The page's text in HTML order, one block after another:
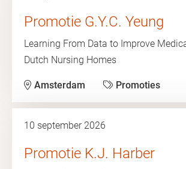
Promotie G.Y.C. Yeung
Learning From Data to Improve
Dutch Nursing Homes
Amsterdam Promoties
10 september 2026
Promotie K.J. Harber